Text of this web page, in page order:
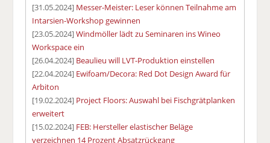
[31.05.2024] Messer-Meister: Leser können Teilnahme am
Intarsien-Workshop gewinnen
[23.05.2024]Windmöller lädt zu Seminaren ins Wineo
Workspace ein
[26.04.2024] Beaulieu will LVT-Produktion einstellen
[22.04.2024] Ewifoam/Decora: Red Dot Design Award für
Arbiton
[19.02.2024] Project Floors: Auswahl bei Fischgrätplanken
erweitert
[15.02.2024] FEB: Hersteller elastischer Beläge
verzeichnen 14 Prozent Absatzrückgang